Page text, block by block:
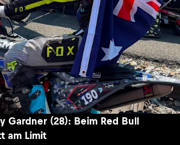
Gardner (28): Beim Red Bull
am Limit